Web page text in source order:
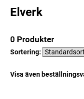
Elverk
0 Produkter
Sortering:
Visa även